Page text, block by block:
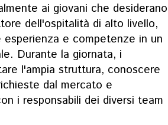
ai giovani che desiderano
dell'ospitalità di alto livello,
e competenze in un
Durante la giornata, i
l'ampia struttura, conoscere
dal mercato e
i responsabili dei diversi team